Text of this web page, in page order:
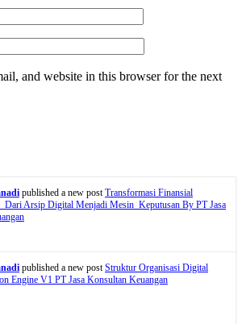
and website in this browser for the next
published a new post Transformasi Finansial
Dari Arsip Digital Menjadi Mesin Keputusan By PT Jasa
published a new post Struktur Organisasi Digital
Engine V1 PT Jasa Konsultan Keuangan